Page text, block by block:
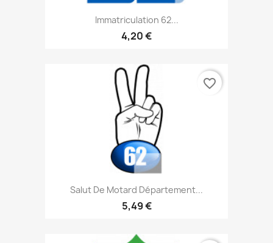
Immatriculation 62...
4,20 €
Salut De Motard Département...
5,49 €
favorite_border